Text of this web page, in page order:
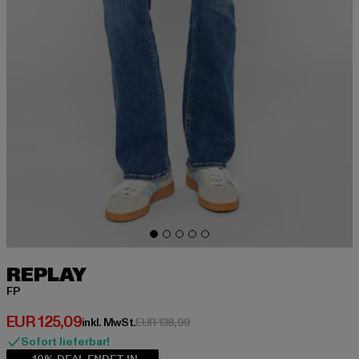
REPLAY
FP
EUR 125,09
Derzeitiger Preis: EUR 125,09
inkl. MwSt.EUR 138,99Aktionspreis: EUR 138,99
Sofort lieferbar!